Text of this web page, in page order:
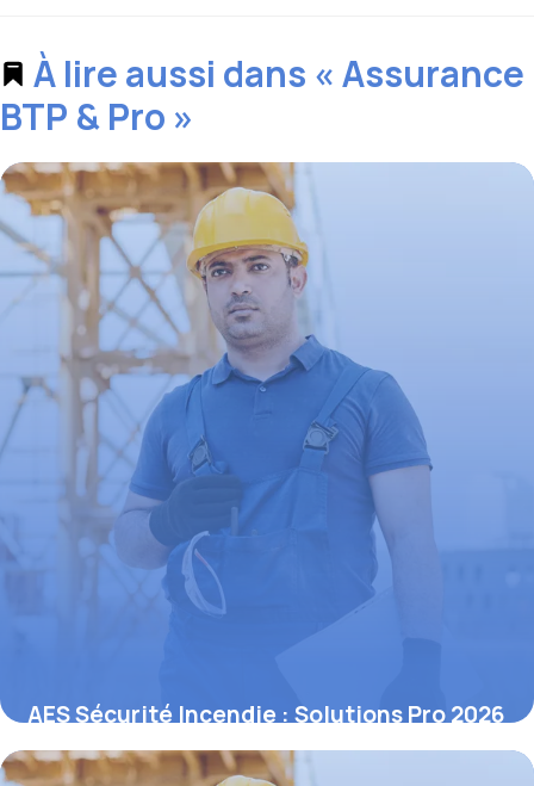
À lire aussi dans « Assurance
BTP & Pro »
AES Sécurité Incendie : Solutions Pro 2026
4 juin 2026